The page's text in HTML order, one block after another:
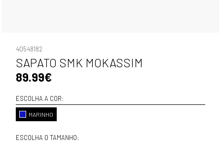
40548182
SAPATO SMK MOKASSIM
89.99€
ESCOLHA A COR:
MARINHO
ESCOLHA O TAMANHO: